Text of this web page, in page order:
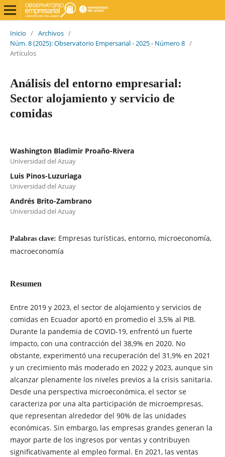
Inicio / Archivos /
Núm. 8 (2025): Observatorio Empersarial - 2025 - Número 8 /
Artículos
Análisis del entorno empresarial:
Sector alojamiento y servicio de
comidas
Washington Bladimir Proaño-Rivera
Universidad del Azuay
Luis Pinos-Luzuriaga
Universidad del Azuay
Andrés Brito-Zambrano
Universidad del Azuay
Palabras clave: Empresas turísticas, entorno, microeconomía,
macroeconomía
Resumen
Entre 2019 y 2023, el sector de alojamiento y servicios de
comidas en Ecuador aportó en promedio el 3,5% al PIB.
Durante la pandemia de COVID-19, enfrentó un fuerte
impacto, con una contracción del 38,9% en 2020. No
obstante, experimentó una recuperación del 31,9% en 2021
y un crecimiento más moderado en 2022 y 2023, aunque sin
alcanzar plenamente los niveles previos a la crisis sanitaria.
Desde una perspectiva microeconómica, el sector se
caracteriza por una alta participación de microempresas,
que representan alrededor del 90% de las unidades
económicas. Sin embargo, las empresas grandes generan la
mayor parte de los ingresos por ventas y contribuyen
significativamente al empleo formal. En 2021, las ventas